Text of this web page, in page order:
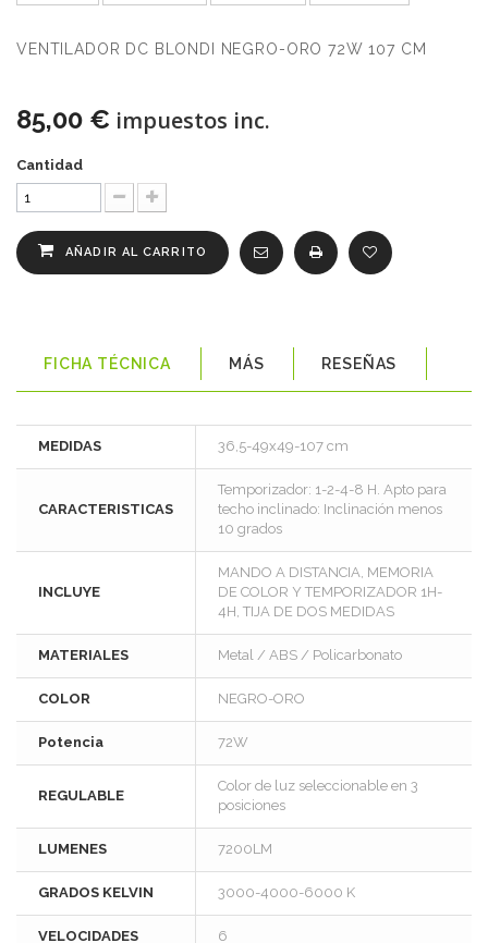
VENTILADOR DC BLONDI NEGRO-ORO 72W 107 CM
85,00 € impuestos inc.
Cantidad
AÑADIR AL CARRITO
FICHA TÉCNICA MÁS RESEÑAS
MEDIDAS 36,5-49x49-107 cm
CARACTERISTICAS
Temporizador: 1-2-4-8 H. Apto para
techo inclinado: Inclinación menos
10 grados
INCLUYE
MANDO A DISTANCIA, MEMORIA
DE COLOR Y TEMPORIZADOR 1H-
4H, TIJA DE DOS MEDIDAS
MATERIALES Metal / ABS / Policarbonato
COLOR NEGRO-ORO
Potencia 72W
REGULABLE
Color de luz seleccionable en 3
posiciones
LUMENES 7200LM
GRADOS KELVIN 3000-4000-6000 K
VELOCIDADES 6